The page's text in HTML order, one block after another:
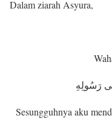
Dalam ziarah Asyura,
رَسُولِهِ
Sesungguhnya aku